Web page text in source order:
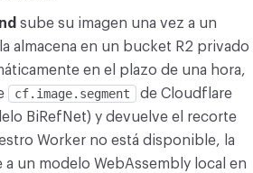
sube su imagen una vez a un
almacena en un bucket R2 privado
en el plazo de una hora,
cf.image.segment
de Cloudflare
BiRefNet) y devuelve el recorte
Worker no está disponible, la
a un modelo WebAssembly local en